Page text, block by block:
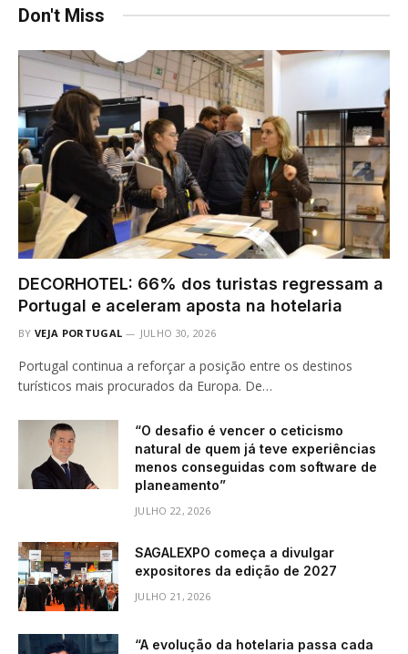
Don't Miss
DECORHOTEL: 66% dos turistas regressam a
Portugal e aceleram aposta na hotelaria
BY VEJA PORTUGAL JULHO 30, 2026
Portugal continua a reforçar a posição entre os destinos
turísticos mais procurados da Europa. De…
“O desafio é vencer o ceticismo
natural de quem já teve experiências
menos conseguidas com software de
planeamento”
JULHO 22, 2026
SAGALEXPO começa a divulgar
expositores da edição de 2027
JULHO 21, 2026
“A evolução da hotelaria passa cada